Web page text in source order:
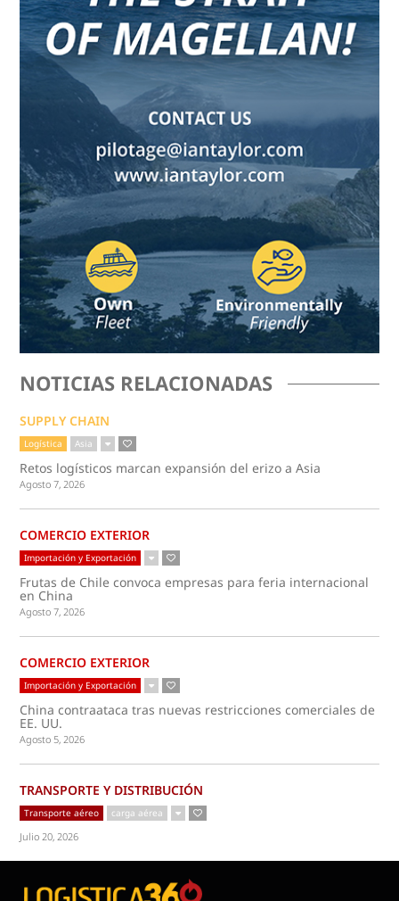
NOTICIAS RELACIONADAS
SUPPLY CHAIN
Logística Asia
Retos logísticos marcan expansión del erizo a Asia
Agosto 7, 2026
COMERCIO EXTERIOR
Importación y Exportación
Frutas de Chile convoca empresas para feria internacional
en China
Agosto 7, 2026
COMERCIO EXTERIOR
Importación y Exportación
China contraataca tras nuevas restricciones comerciales de
EE. UU.
Agosto 5, 2026
TRANSPORTE Y DISTRIBUCIÓN
Transporte aéreo carga aérea
Julio 20, 2026